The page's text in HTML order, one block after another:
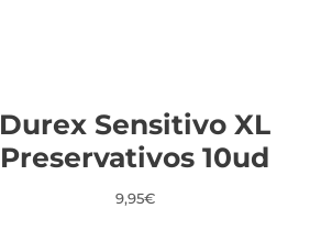
Durex Sensitivo XL
Preservativos 10ud
9,95€